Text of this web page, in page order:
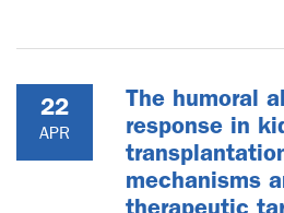
22
APR
The humoral
response in
mechanisms
therapeutic